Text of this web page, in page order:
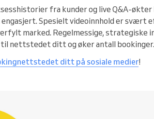
fra kunder og live Q&A-økter
Spesielt videoinnhold er svært
marked. Regelmessige, strategiske
nettstedet ditt og øker antall bookinger.
ditt på sosiale medier!